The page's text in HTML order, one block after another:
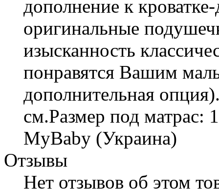
дополнение к
оригинальные
изысканность
понравятся Вашим
дополнительная
см.Размер под матрас:
MyBaby (Украина)
Отзывы
Нет отзывов об этом